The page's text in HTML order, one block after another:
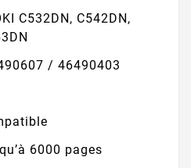
C532DN, C542DN,
/ 46490403
6000 pages